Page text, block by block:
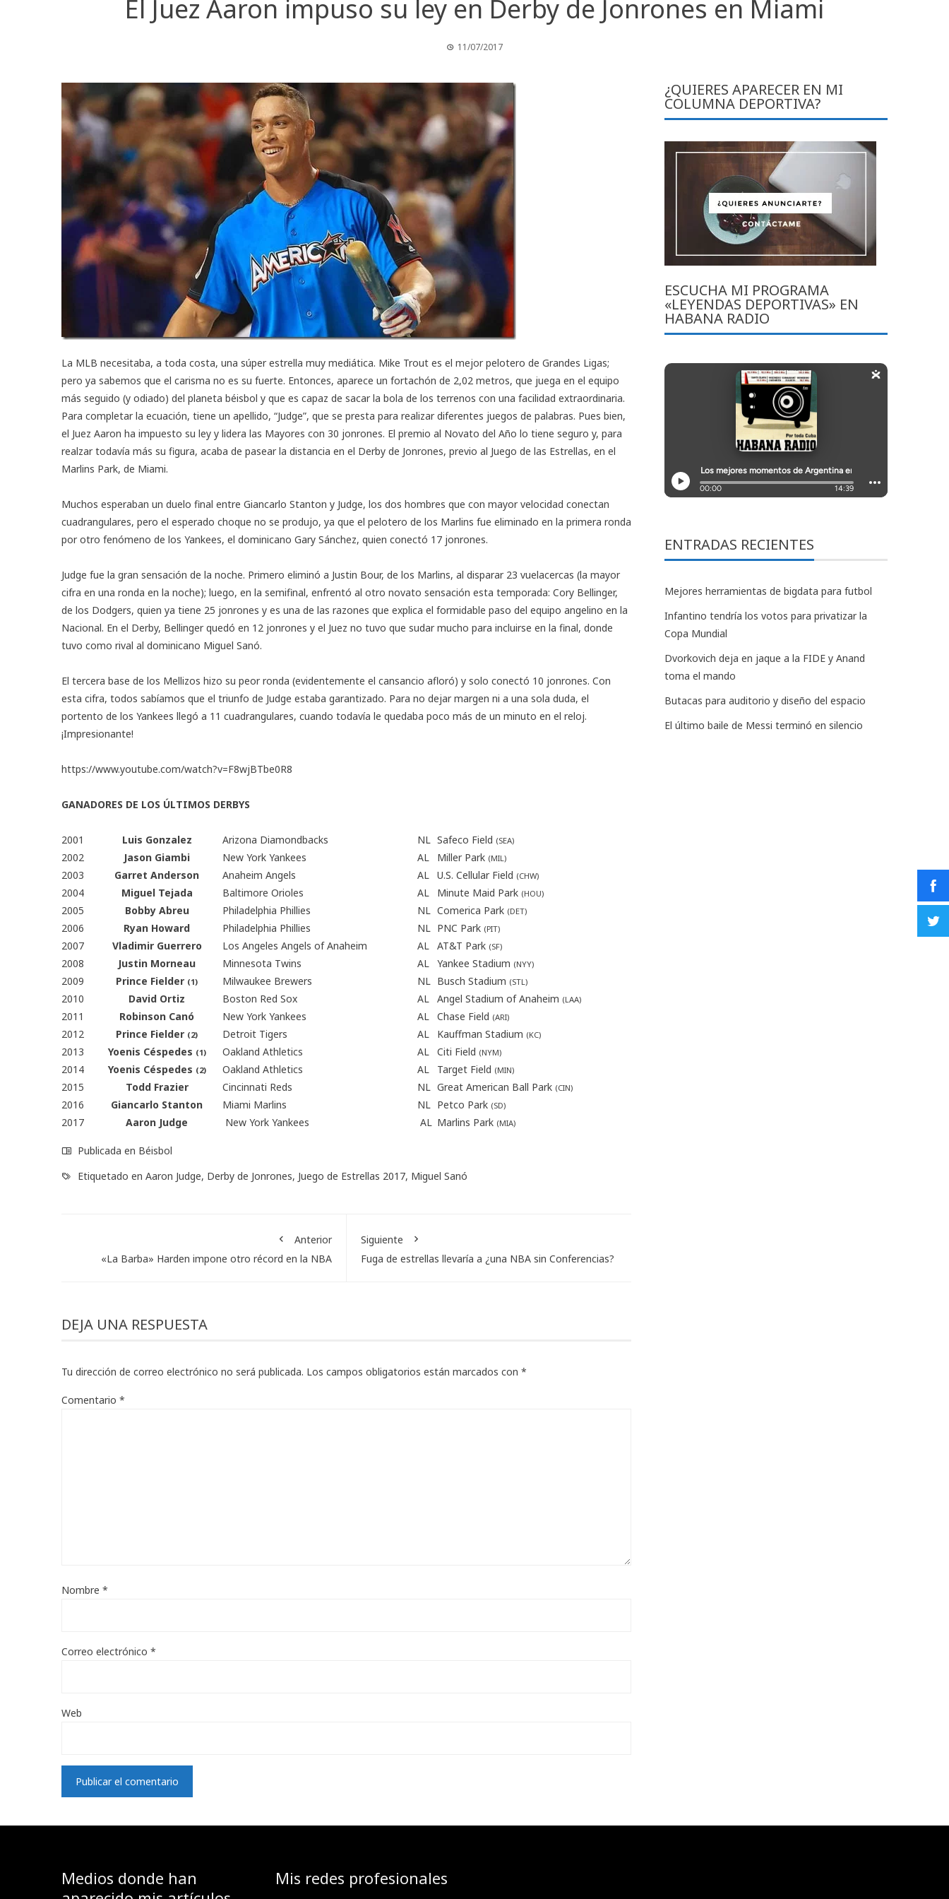
El Juez Aaron impuso su ley en Derby de Jonrones en Miami
11/07/2017
La MLB necesitaba, a toda costa, una súper estrella muy mediática. Mike Trout es el mejor pelotero de Grandes Ligas;
pero ya sabemos que el carisma no es su fuerte. Entonces, aparece un fortachón de 2,02 metros, que juega en el equipo
más seguido (y odiado) del planeta béisbol y que es capaz de sacar la bola de los terrenos con una facilidad extraordinaria.
Para completar la ecuación, tiene un apellido, “Judge”, que se presta para realizar diferentes juegos de palabras. Pues bien,
el Juez Aaron ha impuesto su ley y lidera las Mayores con 30 jonrones. El premio al Novato del Año lo tiene seguro y, para
realzar todavía más su figura, acaba de pasear la distancia en el Derby de Jonrones, previo al Juego de las Estrellas, en el
Marlins Park, de Miami.
Muchos esperaban un duelo final entre Giancarlo Stanton y Judge, los dos hombres que con mayor velocidad conectan
cuadrangulares, pero el esperado choque no se produjo, ya que el pelotero de los Marlins fue eliminado en la primera ronda
por otro fenómeno de los Yankees, el dominicano Gary Sánchez, quien conectó 17 jonrones.
Judge fue la gran sensación de la noche. Primero eliminó a Justin Bour, de los Marlins, al disparar 23 vuelacercas (la mayor
cifra en una ronda en la noche); luego, en la semifinal, enfrentó al otro novato sensación esta temporada: Cory Bellinger,
de los Dodgers, quien ya tiene 25 jonrones y es una de las razones que explica el formidable paso del equipo angelino en la
Nacional. En el Derby, Bellinger quedó en 12 jonrones y el Juez no tuvo que sudar mucho para incluirse en la final, donde
tuvo como rival al dominicano Miguel Sanó.
El tercera base de los Mellizos hizo su peor ronda (evidentemente el cansancio afloró) y solo conectó 10 jonrones. Con
esta cifra, todos sabíamos que el triunfo de Judge estaba garantizado. Para no dejar margen ni a una sola duda, el
portento de los Yankees llegó a 11 cuadrangulares, cuando todavía le quedaba poco más de un minuto en el reloj.
¡Impresionante!
https://www.youtube.com/watch?v=F8wjBTbe0R8
GANADORES DE LOS ÚLTIMOS DERBYS
2001 Luis Gonzalez Arizona Diamondbacks NL Safeco Field (SEA)
2002 Jason Giambi New York Yankees AL Miller Park (MIL )
2003 Garret Anderson Anaheim Angels AL U.S. Cellular Field (CHW)
2004 Miguel Tejada Baltimore Orioles AL Minute Maid Park (HOU)
2005 Bobby Abreu Philadelphia Phillies NL Comerica Park (DET)
2006 Ryan Howard Philadelphia Phillies NL PNC Park (PIT)
2007 Vladimir Guerrero Los Angeles Angels of Anaheim AL AT&T Park (SF)
2008 Justin Morneau Minnesota Twins AL Yankee Stadium (NYY)
2009 Prince Fielder (1) Milwaukee Brewers NL Busch Stadium (STL )
2010 David Ortiz Boston Red Sox AL Angel Stadium of Anaheim (LAA)
2011 Robinson Canó New York Yankees AL Chase Field (ARI)
2012 Prince Fielder (2) Detroit Tigers AL Kauffman Stadium (KC)
2013 Yoenis Céspedes (1) Oakland Athletics AL Citi Field (NYM)
2014 Yoenis Céspedes (2) Oakland Athletics AL Target Field (MIN)
2015 Todd Frazier Cincinnati Reds NL Great American Ball Park (CIN)
2016 Giancarlo Stanton Miami Marlins NL Petco Park (SD)
2017 Aaron Judge New York Yankees AL Marlins Park (MIA)
Publicada en Béisbol
Etiquetado en Aaron Judge, Derby de Jonrones, Juego de Estrellas 2017, Miguel Sanó
Anterior
«La Barba» Harden impone otro récord en la NBA
Siguiente
Fuga de estrellas llevaría a ¿una NBA sin Conferencias?
DEJA UNA RESPUESTA
Tu dirección de correo electrónico no será publicada. Los campos obligatorios están marcados con *
Comentario *
Nombre *
Correo electrónico *
Web
¿QUIERES APARECER EN MI
COLUMNA DEPORTIVA?
ESCUCHA MI PROGRAMA
«LEYENDAS DEPORTIVAS» EN
HABANA RADIO
ENTRADAS RECIENTES
Mejores herramientas de bigdata para futbol
Infantino tendría los votos para privatizar la
Copa Mundial
Dvorkovich deja en jaque a la FIDE y Anand
toma el mando
Butacas para auditorio y diseño del espacio
El último baile de Messi terminó en silencio
Medios donde han
Mis redes profesionales